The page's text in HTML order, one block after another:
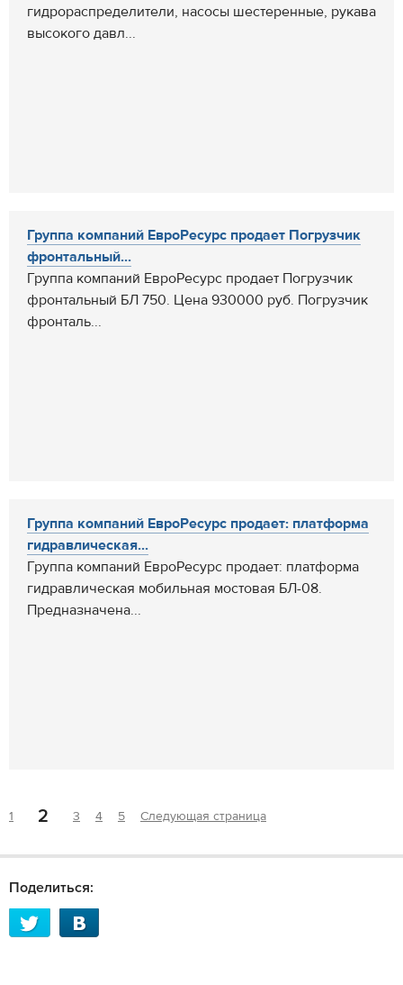
гидрораспределители, насосы шестеренные, рукава
высокого давл...
Группа компаний ЕвроРесурс продает Погрузчик
фронтальный...
Группа компаний ЕвроРесурс продает Погрузчик
фронтальный БЛ 750. Цена 930000 руб. Погрузчик
фронталь...
Группа компаний ЕвроРесурс продает: платформа
гидравлическая...
Группа компаний ЕвроРесурс продает: платформа
гидравлическая мобильная мостовая БЛ-08.
Предназначена...
1 2 3 4 5 Следующая страница
Поделиться: